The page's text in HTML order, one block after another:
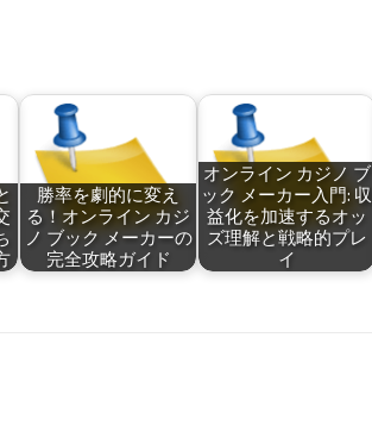
勝率を劇的に変え
る！オンライン カジ
ノ ブック メーカーの
完全攻略ガイド
オンライン カジノ ブ
ック メーカー入門: 収
益化を加速するオッ
ズ理解と戦略的プレ
イ